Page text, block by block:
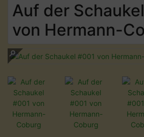
Auf der
von Hermann-